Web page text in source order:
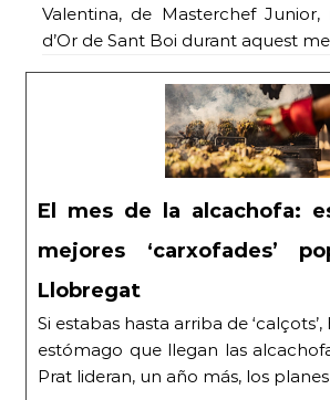
Valentina, de Masterchef
d’Or de Sant Boi durant aquest
El mes de la alcachofa:
mejores ‘carxofades’
Llobregat
Si estabas hasta arriba de
estómago que llegan las
Prat lideran, un año más, los